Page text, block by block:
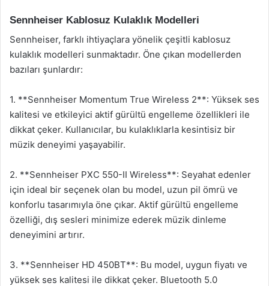
Sennheiser Kablosuz Kulaklık Modelleri
Sennheiser, farklı ihtiyaçlara yönelik çeşitli kablosuz
kulaklık modelleri sunmaktadır. Öne çıkan modellerden
bazıları şunlardır:
1. **Sennheiser Momentum True Wireless 2**: Yüksek ses
kalitesi ve etkileyici aktif gürültü engelleme özellikleri ile
dikkat çeker. Kullanıcılar, bu kulaklıklarla kesintisiz bir
müzik deneyimi yaşayabilir.
2. **Sennheiser PXC 550-II Wireless**: Seyahat edenler
için ideal bir seçenek olan bu model, uzun pil ömrü ve
konforlu tasarımıyla öne çıkar. Aktif gürültü engelleme
özelliği, dış sesleri minimize ederek müzik dinleme
deneyimini artırır.
3. **Sennheiser HD 450BT**: Bu model, uygun fiyatı ve
yüksek ses kalitesi ile dikkat çeker. Bluetooth 5.0